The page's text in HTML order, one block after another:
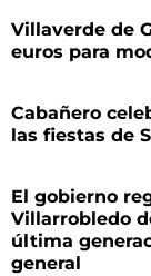
Villaverde de
euros para
Cabañero
las fiestas de
El gobierno
Villarrobledo
última
general